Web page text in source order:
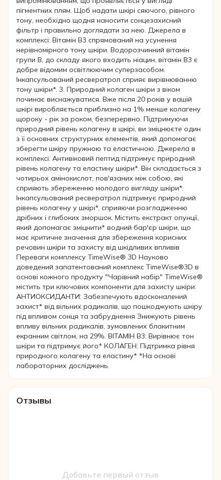
пігментних плям. Щоб надати шкірі сяючого, рівного
тону, необхідно щодня наносити сонцезахисний
фільтр і правильно доглядати за нею. Джерела в
комплексі: Вітамін В3 спрямований на усунення
нерівномірного тону шкіри. Водорозчинний вітамін
групи В, до складу якого входить ніацин, вітамін В3 є
добре відомим освітлюючим суперзасобом.
Інкапсульований ресвератрол сприяє вирівнюванню
тону шкіри*. 3. Природний колаген шкіри з віком
починає виснажуватися. Вже після 20 років у вашій
шкірі виробляється приблизно на 1% менше колагену
щороку - рік за роком, безперервно. Підтримуючи
природний рівень колагену в шкірі, ви зміцнюєте один
з її основних структурних елементів, який допомагає
зберегти шкіру пружною та еластичною. Джерела в
комплексі: Антивіковий пептид підтримує природний
рівень колагену та еластину шкіри*. Він складається з
чотирьох амінокислот, пов'язаних між собою, які
сприяють збереженню молодого вигляду шкіри*.
Інкапсульований ресвератрол підтримує природний
рівень колагену у шкірі*, сприяючи розгладженню
дрібних і глибоких зморшок. Містить екстракт опунції,
який допомагає зміцнити* водний бар'єр шкіри, що
має критичне значення для збереження корисних
речовин шкіри та захисту від шкідливих впливів
Переваги комплексу TimeWise® 3D Науково
доведений запатентований комплекс TimeWise®3D в
основі кожного продукту "Чарівний набір" TimeWise®
містить три ключових компоненти для захисту шкіри:
АНТИОКСИДАНТИ: Забезпечують вдосконалений
захист* від вільних радикалів, що пошкоджують шкіру
під впливом сонця та забруднення Знижують рівень
впливу вільних радикалів, зумовлених блакитним
екранним світлом, на 29%. ВІТАМІН В3: Вирівнює тон
шкіри та підтримує його* КОЛАГЕН: Підтримка рівня
природного колагену та еластину* *На основі
лабораторних досліджень.
Отзывы
Добавьте первый отзыв